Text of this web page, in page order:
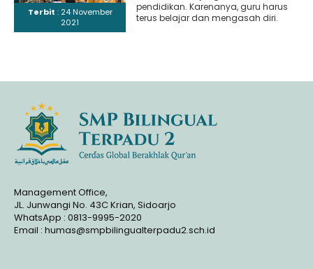
Terbit : 24 November
2021
Berkompeten
pendidikan. Karenanya, guru harus
terus belajar dan mengasah diri.
Management Office,
JL. Junwangi No. 43C Krian, Sidoarjo
WhatsApp : 0813-9995-2020
Email : humas@smpbilingualterpadu2.sch.id